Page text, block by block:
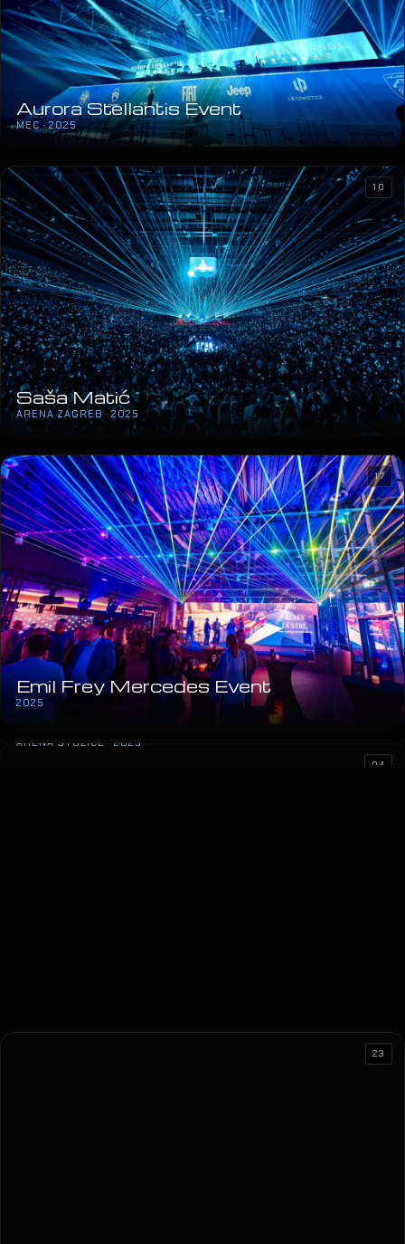
Aurora Stellantis Event
MEC · 2025
Saša Matić
ARENA ZAGREB · 2025
10
Emil Frey Mercedes Event
2025
17
Lepa Brena
ARENA STOŽICE · 2025
04
23